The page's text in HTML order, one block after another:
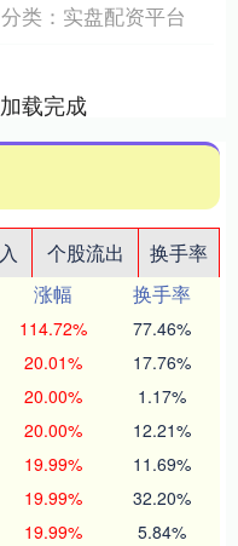
分类： 实盘配资平台
载完成
个股流出
换手率
涨幅
换手率
114.72% 77.46%
20.01% 17.76%
20.00% 1.17%
20.00% 12.21%
19.99% 11.69%
19.99% 32.20%
19.99% 5.84%